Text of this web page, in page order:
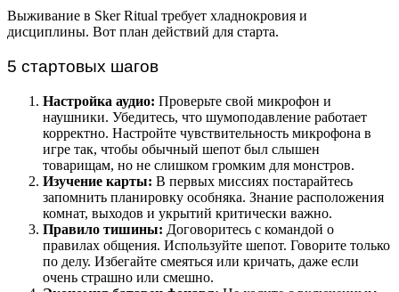
Выживание в Sker Ritual требует хладнокровия и
дисциплины. Вот план действий для старта.
5 стартовых шагов
Настройка аудио: Проверьте свой микрофон и
наушники. Убедитесь, что шумоподавление работает
корректно. Настройте чувствительность микрофона в
игре так, чтобы обычный шепот был слышен
товарищам, но не слишком громким для монстров.
Изучение карты: В первых миссиях постарайтесь
запомнить планировку особняка. Знание расположения
комнат, выходов и укрытий критически важно.
Правило тишины: Договоритесь с командой о
правилах общения. Используйте шепот. Говорите только
по делу. Избегайте смеяться или кричать, даже если
очень страшно или смешно.